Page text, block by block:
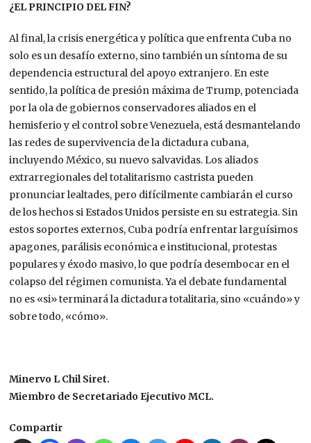
¿EL PRINCIPIO DEL FIN?
Al final, la crisis energética y política que enfrenta Cuba no
solo es un desafío externo, sino también un síntoma de su
dependencia estructural del apoyo extranjero. En este
sentido, la política de presión máxima de Trump, potenciada
por la ola de gobiernos conservadores aliados en el
hemisferio y el control sobre Venezuela, está desmantelando
las redes de supervivencia de la dictadura cubana,
incluyendo México, su nuevo salvavidas. Los aliados
extrarregionales deltotalitarismo castrista pueden
pronunciar lealtades, pero difícilmente cambiarán el curso
de los hechos si Estados Unidos persiste en su estrategia. Sin
estos soportes externos, Cuba podría enfrentar larguísimos
apagones, parálisis económica e institucional, protestas
populares y éxodo masivo, lo que podría desembocar en el
colapso del régimen comunista. Ya el debate fundamental
no es «si» terminará la dictadura totalitaria, sino «cuándo» y
sobre todo, «cómo».
Minervo L Chil Siret.
Miembro de Secretariado Ejecutivo MCL.
Compartir